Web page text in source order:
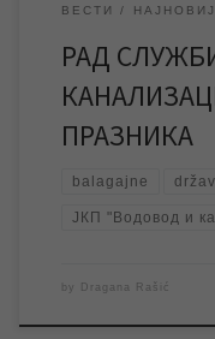
ВЕСТИ
РАД
ПРАЗНИКА
balagajne
ЈКП "Водовод и
by Dragana Rašić